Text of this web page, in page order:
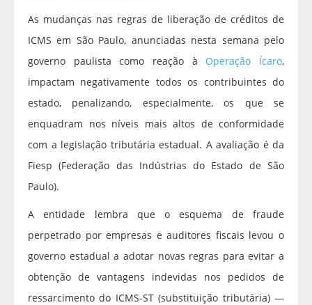
As mudanças nas regras de liberação de créditos de
ICMS em São Paulo, anunciadas nesta semana pelo
governo paulista como reação à Operação Ícaro,
impactam negativamente todos os contribuintes do
estado, penalizando, especialmente, os que se
enquadram nos níveis mais altos de conformidade
com a legislação tributária estadual. A avaliação é da
Fiesp (Federação das Indústrias do Estado de São
Paulo).
A entidade lembra que o esquema de fraude
perpetrado por empresas e auditores fiscais levou o
governo estadual a adotar novas regras para evitar a
obtenção de vantagens indevidas nos pedidos de
ressarcimento do ICMS-ST (substituição tributária) —